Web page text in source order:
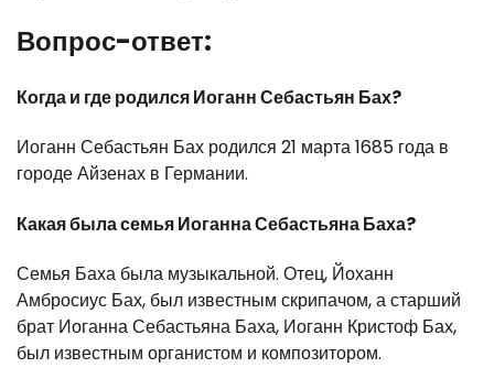
Вопрос-ответ:
Когда и где родился Иоганн Себастьян Бах?
Иоганн Себастьян Бах родился 21 марта 1685 года в
городе Айзенах в Германии.
Какая была семья Иоганна Себастьяна Баха?
Семья Баха была музыкальной. Отец, Йоханн
Амбросиус Бах, был известным скрипачом, а старший
брат Иоганна Себастьяна Баха, Иоганн Кристоф Бах,
был известным органистом и композитором.